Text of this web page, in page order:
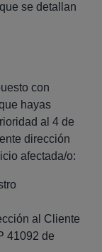
se detallan
con
hayas
al 4 de
dirección
afectada/o:
al Cliente
41092 de